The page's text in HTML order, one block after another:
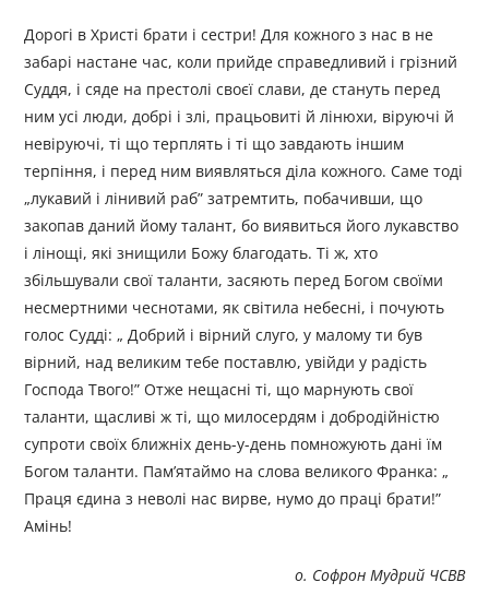
Дорогі в Христі брати і сестри! Для кожного з нас в не
забарі настане час, коли прийде справедливий і грізний
Суддя, і сяде на престолі своєї слави, де стануть перед
ним усі люди, добрі і злі, працьовиті й лінюхи, віруючі й
невіруючі, ті що терплять і ті що завдають іншим
терпіння, і перед ним виявляться діла кожного. Саме тоді
„лукавий і лінивий раб” затремтить, побачивши, що
закопав даний йому талант, бо виявиться його лукавство
і лінощі, які знищили Божу благодать. Ті ж, хто
збільшували свої таланти, засяють перед Богом своїми
несмертними чеснотами, як світила небесні, і почують
голос Судді: „ Добрий і вірний слуго, у малому ти був
вірний, над великим тебе поставлю, увійди у радість
Господа Твого!” Отже нещасні ті, що марнують свої
таланти, щасливі ж ті, що милосердям і добродійністю
супроти своїх ближніх день-у-день помножують дані їм
Богом таланти. Пам’ятаймо на слова великого Франка: „
Праця єдина з неволі нас вирве, нумо до праці брати!”
Амінь!
о. Софрон Мудрий ЧСВВ